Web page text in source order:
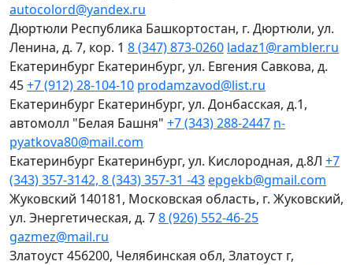
autocolord@yandex.ru
Дюртюли Республика Башкортостан, г. Дюртюли, ул.
Ленина, д. 7, кор. 1 8 (347) 873-0260 ladaz1@rambler.ru
Екатеринбург Екатеринбург, ул. Евгения Савкова, д.
45+7 (912) 28-104-10 prodamzavod@list.ru
Екатеринбург Екатеринбург, ул. Донбасская, д.1,
автомолл "Белая Башня" +7 (343) 288-2447 n-
pyatkova80@mail.com
Екатеринбург Екатеринбург, ул. Кислородная, д.8Л +7
(343) 357-3142, 8 (343) 357-31 -43epgekb@gmail.com
Жуковский 140181, Московская область, г. Жуковский,
ул. Энергетическая, д. 78 (926) 552-46-25
gazmez@mail.ru
Златоуст456200, Челябинская обл, Златоуст г,